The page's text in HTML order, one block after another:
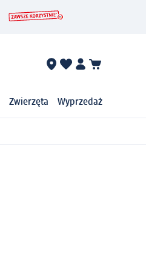
Zwierzęta Wyprzedaż